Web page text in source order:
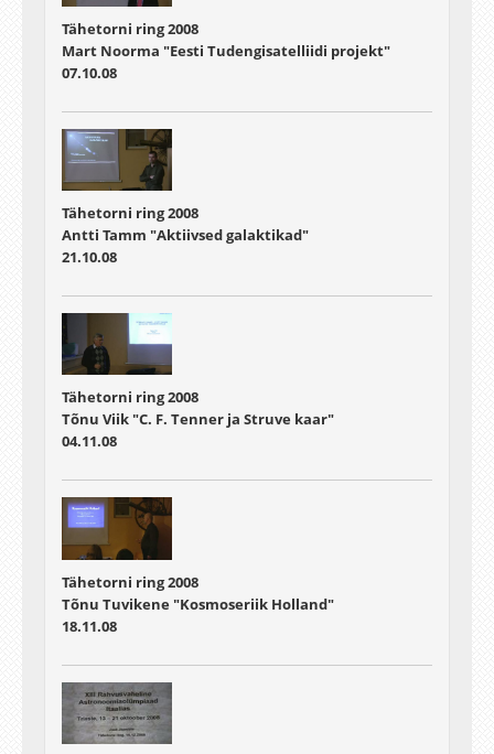
Tähetorni ring 2008
Mart Noorma "Eesti Tudengisatelliidi projekt"
07.10.08
Tähetorni ring 2008
Antti Tamm "Aktiivsed galaktikad"
21.10.08
Tähetorni ring 2008
Tõnu Viik "C. F. Tenner ja Struve kaar"
04.11.08
Tähetorni ring 2008
Tõnu Tuvikene "Kosmoseriik Holland"
18.11.08